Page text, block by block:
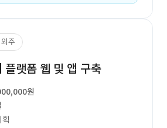
외주
플랫폼 웹 및 앱 구축
원